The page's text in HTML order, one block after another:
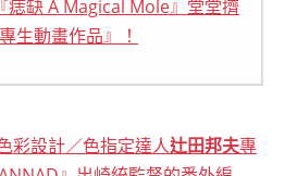
痣缺 A Magical Mole』堂堂擠
生動畫作品』！
彩設計／色指定達人辻田邦夫專